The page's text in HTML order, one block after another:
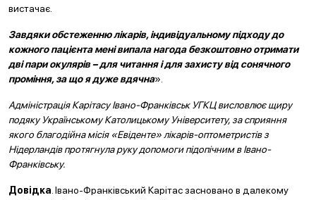
вистачає.
Завдяки обстеженню лікарів, індивідуальному підходу до
кожного пацієнта мені випала нагода безкоштовно отримати
дві пари окулярів – для читання і для захисту від сонячного
проміння, за що я дуже вдячна».
Адміністрація Карітасу Івано-Франківськ УГКЦ висловлює щиру
подяку Українському Католицькому Університету, за сприяння
якого благодійна місія «Евіденте» лікарів-оптометристів з
Нідерландів протягнула руку допомоги підопічним в Івано-
Франківську.
Довідка . Івано-Франківський Карітас засновано в далекому